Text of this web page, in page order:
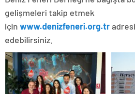
gelişmeleri takip etmek
için www.denizfeneri.org.tr
edebilirsiniz.